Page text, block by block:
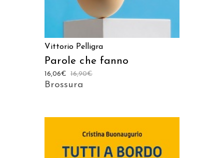
Vittorio Pelligra
Parole che fanno
16,90€
16,06€
Brossura